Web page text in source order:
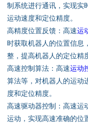
制系统进行通讯，实现实
运动速度和定位精度。
高精度位置反馈：高速运
时获取机器人的位置信息
整，提高机器人的定位精
高速控制算法：高速运动
算法等，对机器人的运动
度和定位精度。
高速驱动器控制：高速运
运动，实现高速准确的位